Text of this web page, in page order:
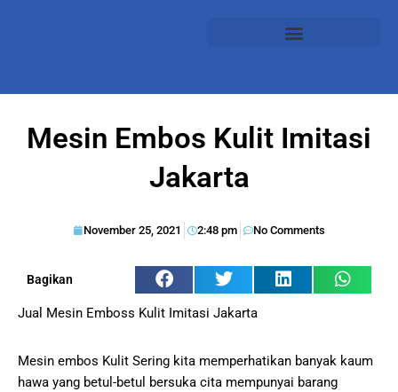
Mesin Embos Kulit Imitasi
Jakarta
November 25, 2021 2:48 pm No Comments
Bagikan
Jual Mesin Emboss Kulit Imitasi Jakarta
Mesin embos Kulit Sering kita memperhatikan banyak kaum
hawa yang betul-betul bersuka cita mempunyai barang